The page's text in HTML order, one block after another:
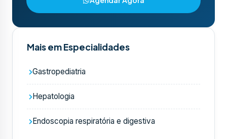
Mais em Especialidades
Gastropediatria
Hepatologia
Endoscopia respiratória e digestiva